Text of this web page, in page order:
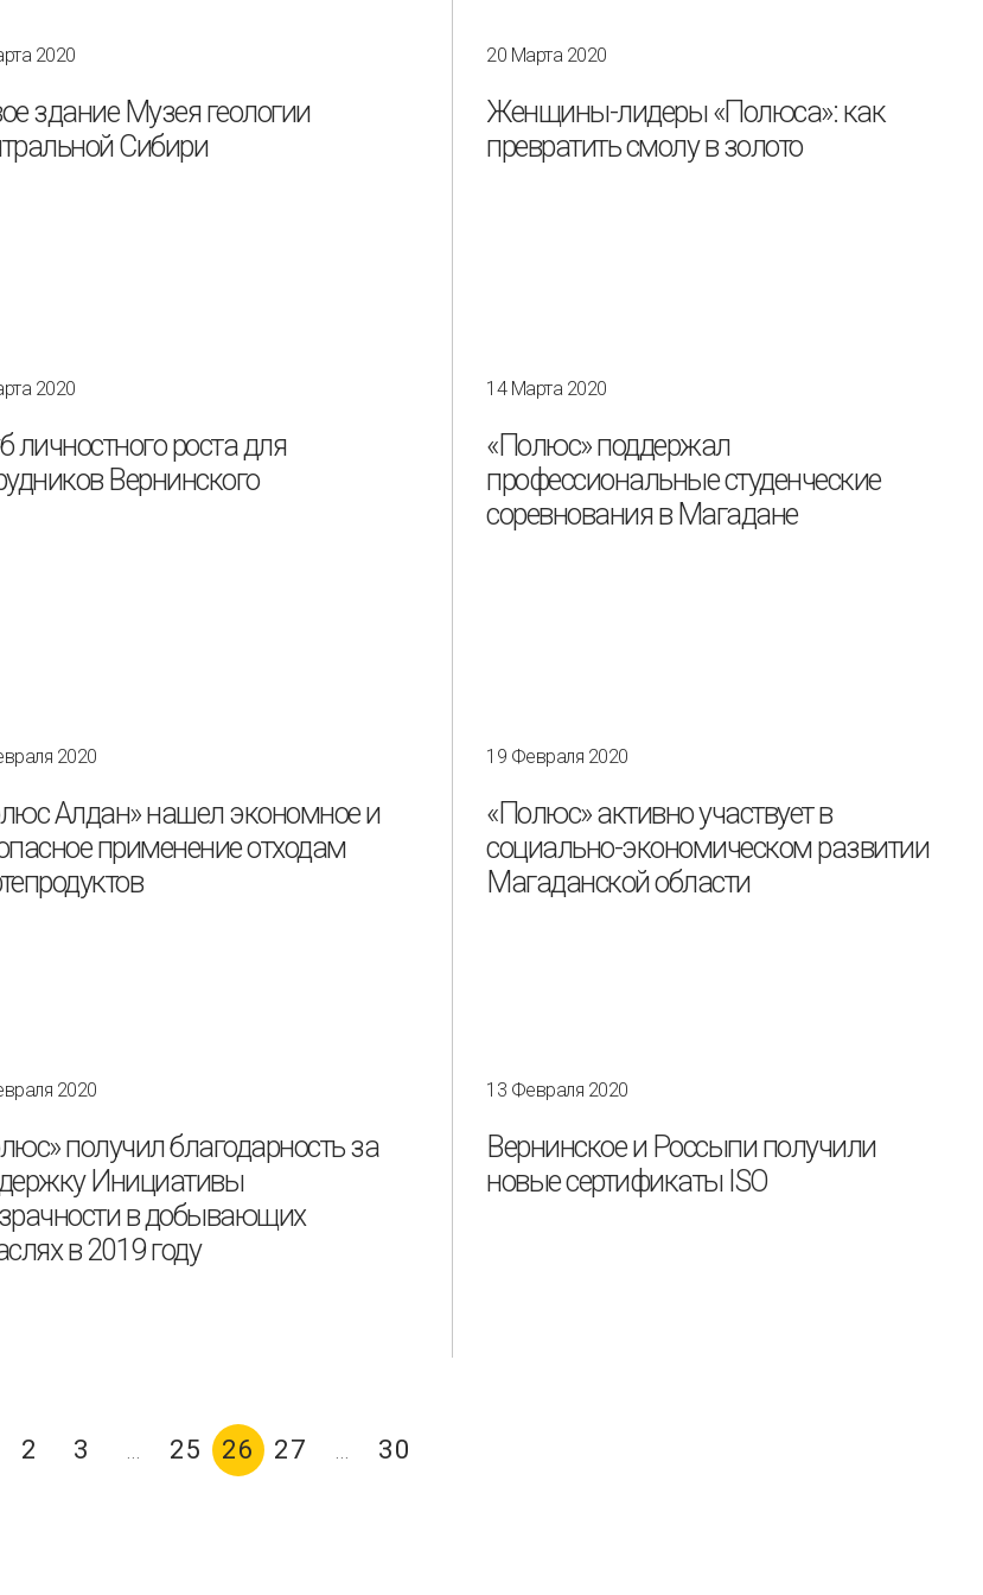
Применить
2020
здание Музея геологии
Сибири
20 Марта 2020
Женщины-лидеры «Полюса»: как
превратить смолу в золото
2020
личностного роста для
Вернинского
14 Марта 2020
«Полюс» поддержал
профессиональные студенческие
соревнования в Магадане
2020
Алдан» нашел экономное и
применение отходам
19 Февраля 2020
«Полюс» активно участвует в
социально-экономическом развитии
Магаданской области
2020
получил благодарность за
Инициативы
в добывающих
в 2019 году
13 Февраля 2020
Вернинское и Россыпи получили
новые сертификаты ISO
2 3 25 26 27 30